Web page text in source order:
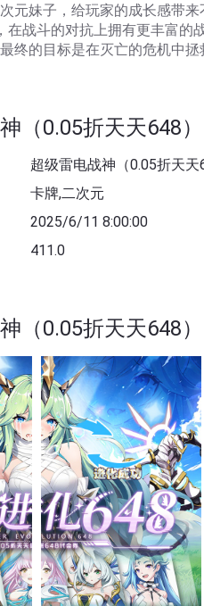
元妹子，给玩家的成长感带
在战斗的对抗上拥有更丰富的
终的目标是在灭亡的危机中拯
（0.05折天天648
超级雷电战神（0.05折天天
卡牌,二次元
2025/6/11 8:00:00
411.0
（0.05折天天648